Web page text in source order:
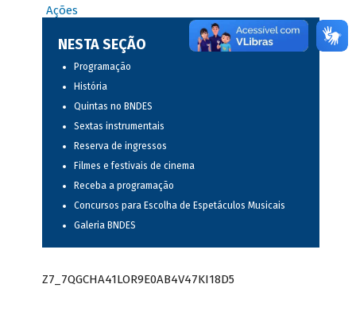
Ações
NESTA SEÇÃO
Programação
História
Quintas no BNDES
Sextas instrumentais
Reserva de ingressos
Filmes e festivais de cinema
Receba a programação
Concursos para Escolha de Espetáculos Musicais
Galeria BNDES
Z7_7QGCHA41LOR9E0AB4V47KI18D5